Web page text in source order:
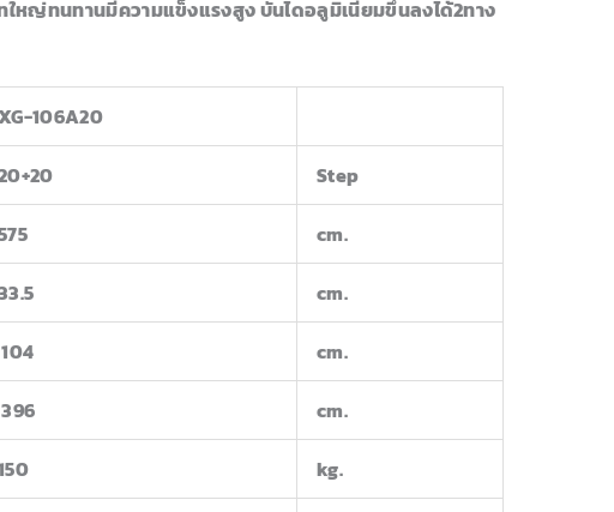
ใหญ่ทนทานมีความแข็งแรงสูง บันไดอลูมิเนียมขึ้นลงได้2ทาง
106A20
Step
cm.
cm.
104 cm.
396 cm.
kg.